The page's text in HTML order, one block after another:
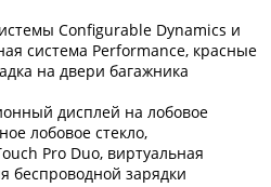
Configurable Dynamics и
система Performance, красные
на двери багажника
дисплей на лобовое
лобовое стекло,
Pro Duo, виртуальная
беспроводной зарядки